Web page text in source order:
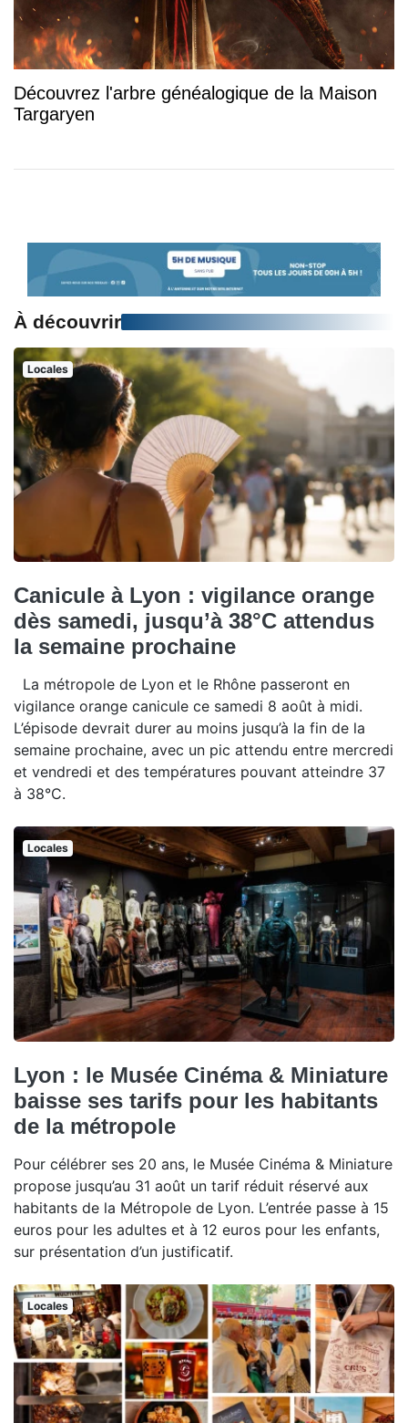
Découvrez l'arbre généalogique de la Maison
Targaryen
À découvrir
Locales
Canicule à Lyon : vigilance orange
dès samedi, jusqu’à 38°C attendus
la semaine prochaine
La métropole de Lyon et le Rhône passeront en
vigilance orange canicule ce samedi 8 août à midi.
L’épisode devrait durer au moins jusqu’à la fin de la
semaine prochaine, avec un pic attendu entre mercredi
et vendredi et des températures pouvant atteindre 37
à 38°C.
Locales
Lyon : le Musée Cinéma & Miniature
baisse ses tarifs pour les habitants
de la métropole
Pour célébrer ses 20 ans, le Musée Cinéma & Miniature
propose jusqu’au 31 août un tarif réduit réservé aux
habitants de la Métropole de Lyon. L’entrée passe à 15
euros pour les adultes et à 12 euros pour les enfants,
sur présentation d’un justificatif.
Locales